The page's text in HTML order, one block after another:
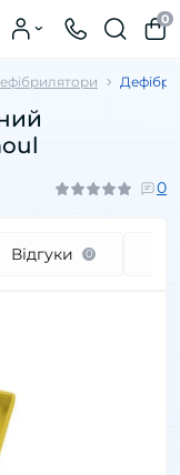
0
0
Відгуки 0